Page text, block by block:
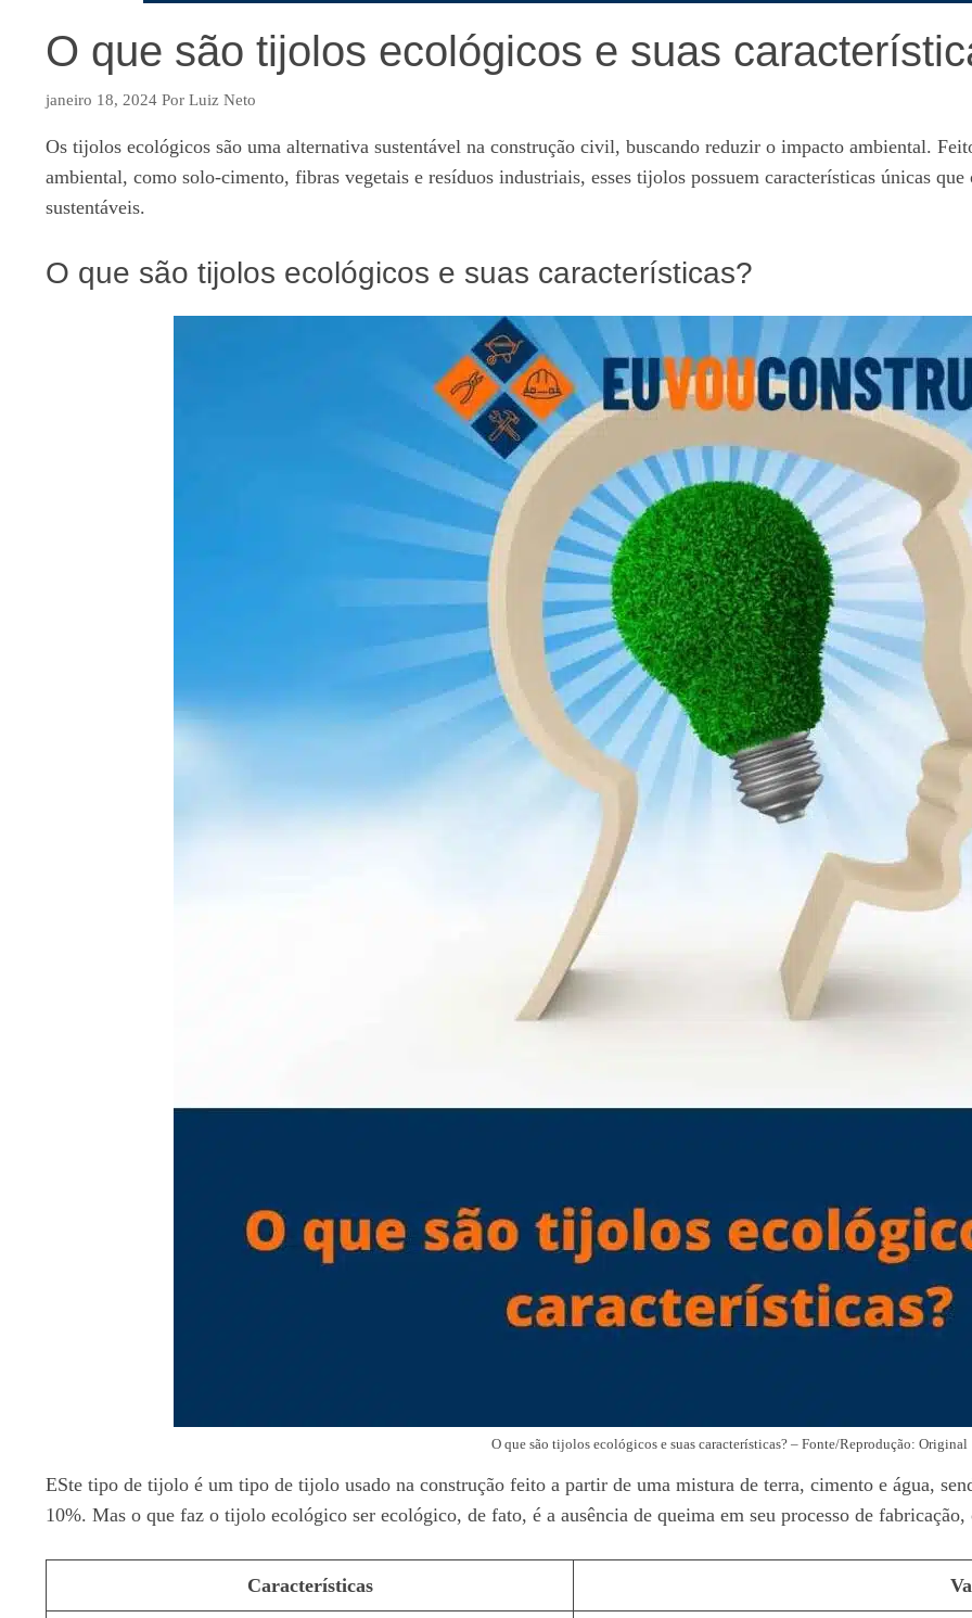
O que são tijolos ecológicos e suas
janeiro 18, 2024 Por Luiz Neto
Os tijolos ecológicos são uma alternativa sustentável na construção civil, buscando reduzir o impacto ambiental.
ambiental, como solo-cimento, fibras vegetais e resíduos industriais, esses tijolos possuem características únicas
sustentáveis.
O que são tijolos ecológicos e suas características?
O que são tijolos ecológicos e suas características? – Fonte/Reprodução: Original
ESte tipo de tijolo é um tipo de tijolo usado na construção feito a partir de uma mistura de terra, cimento e água,
10%. Mas o que faz o tijolo ecológico ser ecológico, de fato, é a ausência de queima em seu processo de
Características